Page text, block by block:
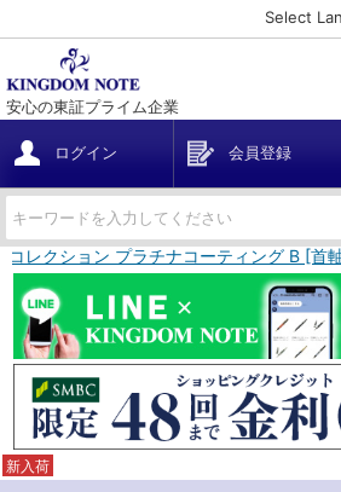
Select
安心の東証プライム企業
ログイン 会員登録
レクション プラチナコーティング B [首
新入荷